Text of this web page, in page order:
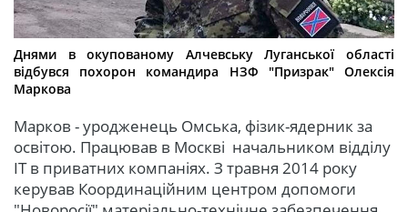
Днями в окупованому Алчевську Луганської області
відбувся похорон командира НЗФ "Призрак" Олексія
Маркова
Марков - уродженець Омська, фізик-ядерник за
освітою. Працював в Москві начальником відділу
ІТ в приватних компаніях. З травня 2014 року
керував Координаційним центром допомоги